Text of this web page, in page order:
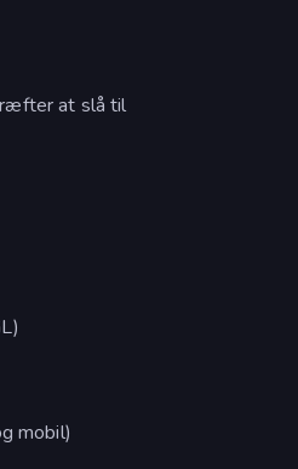
at slå til
mobil)